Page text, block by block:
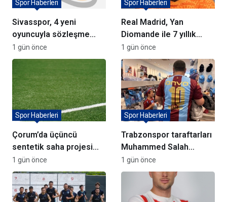
Sivasspor, 4 yeni
oyuncuyla sözleşme
imzaladı
Spor Haberleri
1 gün önce
Real Madrid, Yan
Diomande ile 7 yıllık
sözleşme imzaladı
Spor Haberleri
1 gün önce
Çorum’da üçüncü
sentetik saha projesi
için söz verildi
Spor Haberleri
1 gün önce
Trabzonspor taraftarları
Muhammed Salah
formalarına akın ediyor
Spor Haberleri
1 gün önce